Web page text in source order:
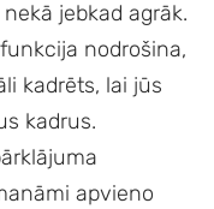
jebkad agrāk.
nodrošina,
kadrēts, lai jūs
kadrus.
apvieno